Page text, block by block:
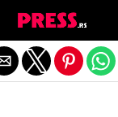
Exit mobile version